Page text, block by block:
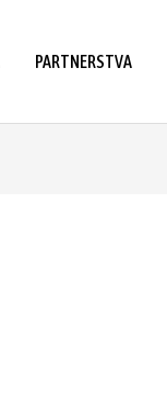
PARTNERSTVA